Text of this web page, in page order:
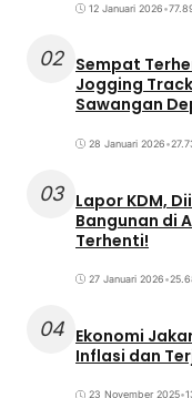
12 Januari 2026•
02 Sempat
Jogging
Sawangan
28 Januari 2026•
03 Lapor KDM,
Bangunan di
Terhenti!
27 Januari 2026•
04 Ekonomi
Inflasi dan
23 November 2025•